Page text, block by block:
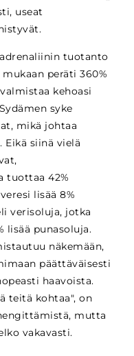
useat
tuotanto
peräti 360%
kehoasi
syke
mikä johtaa
. Eikä siinä vielä
tuottaa 42%
lisää 8%
verisoluja, jotka
lisää punasoluja.
näkemään,
päättäväisesti
haavoista.
teitä kohtaa", on
mutta
vakavasti.